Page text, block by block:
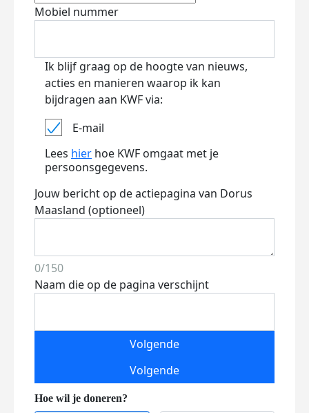
Mobiel nummer
Ik blijf graag op de hoogte van nieuws,
acties en manieren waarop ik kan
bijdragen aan KWF via:
E-mail
Lees hier hoe KWF omgaat met je
persoonsgegevens.
Jouw bericht op de actiepagina van Dorus
Maasland (optioneel)
0/150
Naam die op de pagina verschijnt
Volgende
Volgende